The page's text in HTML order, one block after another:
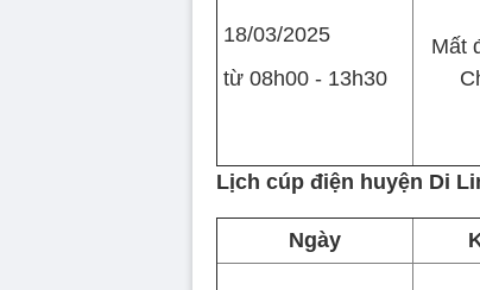
18/03/2025
từ 08h00 - 13h30
Mất
Lịch cúp điện huyện Di
Ngày